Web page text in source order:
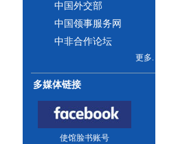
中国外交部
中国领事服务网
中非合作论坛
更多.
多媒体链接
使馆脸书账号